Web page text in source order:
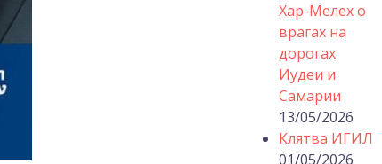
Хар-Мелех о
врагах на
дорогах
Иудеи и
Самарии
13/05/2026
Клятва ИГИЛ
01/05/2026